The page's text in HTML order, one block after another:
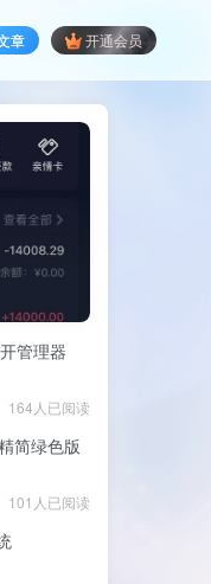
章 开通会员
管理器
164人已阅读
简绿色版
101人已阅读